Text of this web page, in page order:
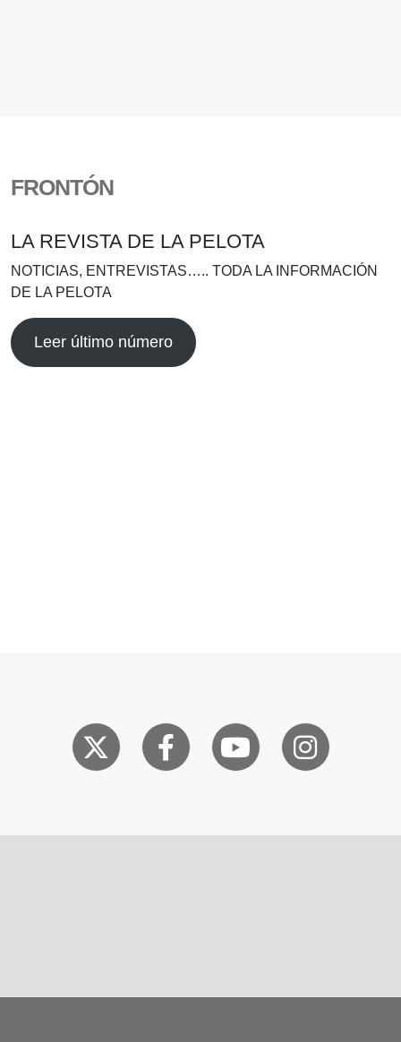
FRONTÓN
LA REVISTA DE LA PELOTA
NOTICIAS, ENTREVISTAS….. TODA LA INFORMACIÓN
DE LA PELOTA
Leer último número